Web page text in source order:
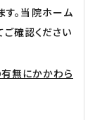
す。当院ホーム
確認ください
無にかかわら